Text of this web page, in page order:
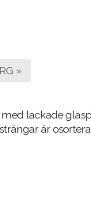
»
lackade
är